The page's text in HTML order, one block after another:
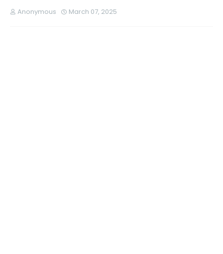
Anonymous March 07, 2025